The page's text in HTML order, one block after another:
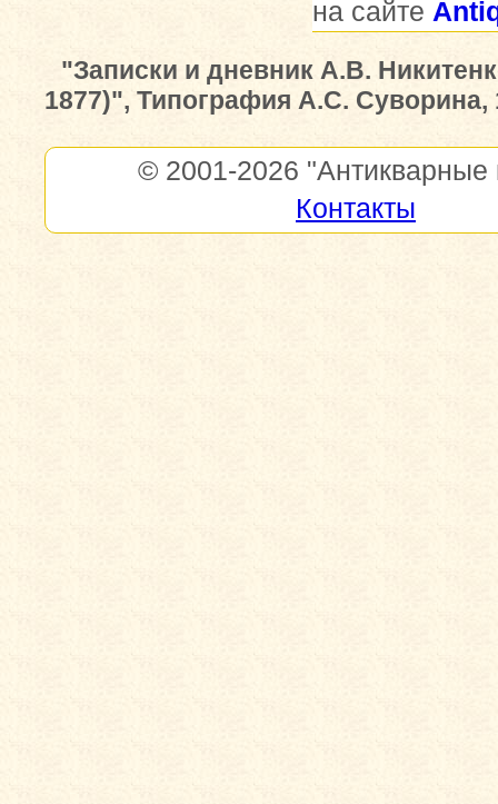
на сайте
"Записки и дневник А.В.
1877)", Типография А.С. Суворина,
© 2001-2026 "Антикварные
Контакты